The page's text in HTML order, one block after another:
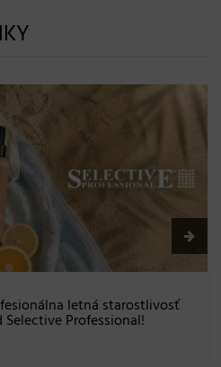
prichádza s novou érou
a maximálna starostlivosť bez
2026